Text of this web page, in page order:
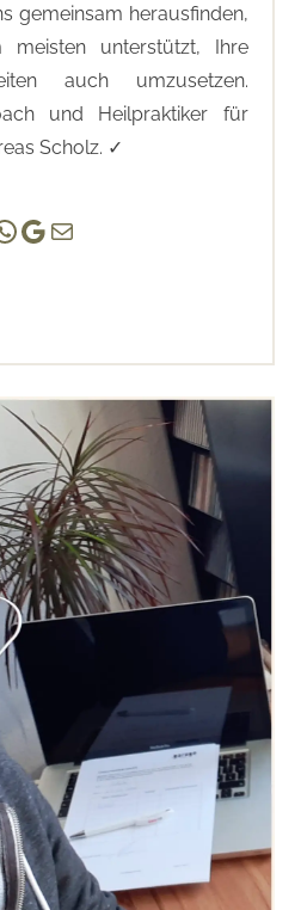
gemeinsam herausfinden,
unterstützt, Ihre
auch umzusetzen.
und Heilpraktiker für
Scholz. ✓
Scholz | (HPP)
Praxis Adlershof
E-Mail an mich …